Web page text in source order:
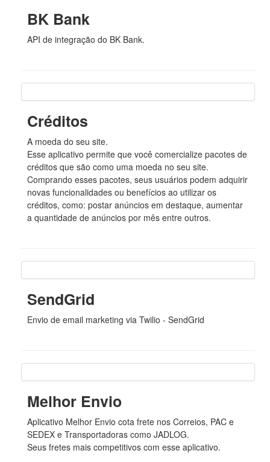
BK Bank
API de integração do BK Bank.
Créditos
A moeda do seu site.
Esse aplicativo permite que você comercialize pacotes de
créditos que são como uma moeda no seu site.
Comprando esses pacotes, seus usuários podem adquirir
novas funcionalidades ou benefícios ao utilizar os
créditos, como: postar anúncios em destaque, aumentar
a quantidade de anúncios por mês entre outros.
SendGrid
Envio de email marketing via Twilio - SendGrid
Melhor Envio
Aplicativo Melhor Envio cota frete nos Correios, PAC e
SEDEX e Transportadoras como JADLOG.
Seus fretes mais competitivos com esse aplicativo.